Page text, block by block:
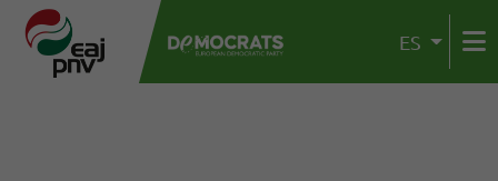
ES